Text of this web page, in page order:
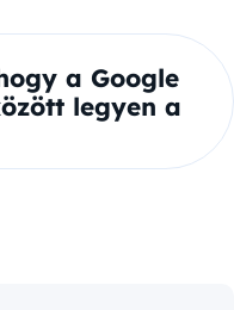
a Google
legyen a